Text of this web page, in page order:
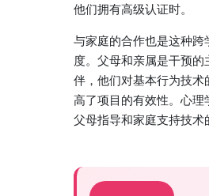
他们拥有高级认证时。
与家庭的合作也是这种跨
度。父母和亲属是干预的
伴，他们对基本行为技术
高了项目的有效性。心理
父母指导和家庭支持技术